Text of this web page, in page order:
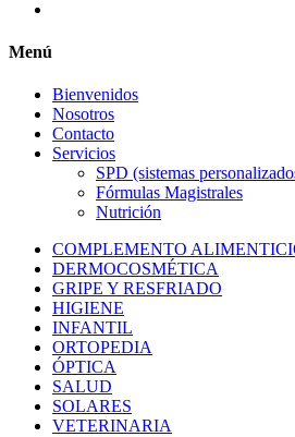
Menú
Bienvenidos
Nosotros
Contacto
Servicios
SPD (sistemas
Fórmulas Magistrales
Nutrición
COMPLEMENTO
DERMOCOSMÉTICA
GRIPE Y RESFRIADO
HIGIENE
INFANTIL
ORTOPEDIA
ÓPTICA
SALUD
SOLARES
VETERINARIA